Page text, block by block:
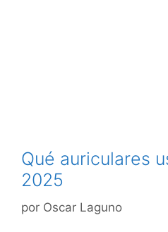
Qué auriculares
2025
por Oscar Laguno